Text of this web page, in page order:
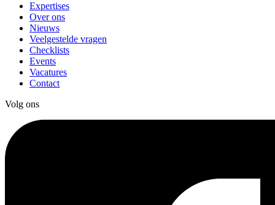
Expertises
Over ons
Nieuws
Veelgestelde vragen
Checklists
Events
Vacatures
Contact
Volg ons